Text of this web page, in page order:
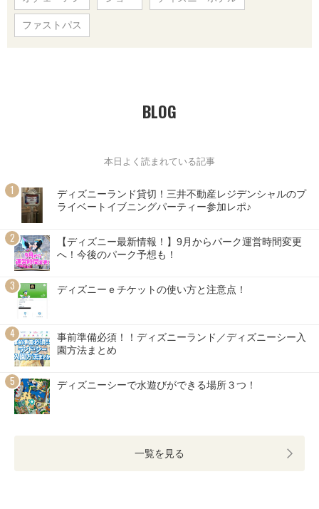
ファストパス
BLOG
本日よく読まれている記事
ディズニーランド貸切！三井不動産レジデンシャルのプ
ライベートイブニングパーティー参加レポ♪
【ディズニー最新情報！】9月からパーク運営時間変更
へ！今後のパーク予想も！
ディズニーｅチケットの使い方と注意点！
事前準備必須！！ディズニーランド／ディズニーシー入
園方法まとめ
ディズニーシーで水遊びができる場所３つ！
一覧を見る